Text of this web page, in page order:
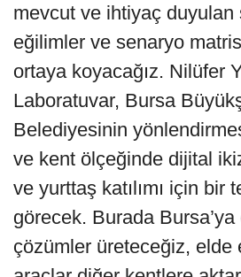
mevcut ve ihtiyaç duyulan
eğilimler ve senaryo
ortaya koyacağız. Nilüfer
Laboratuvar, Bursa
Belediyesinin
ve kent ölçeğinde dijital
ve yurttaş katılımı için bir
görecek. Burada
çözümler üreteceğiz, elde